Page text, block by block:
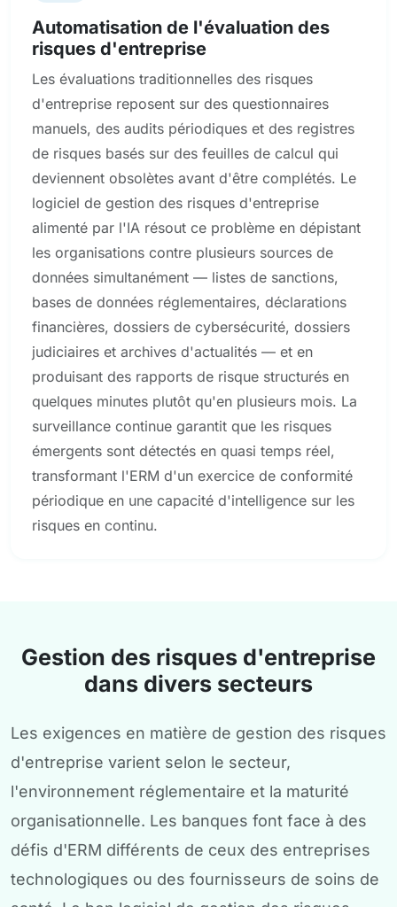
Automatisation de l'évaluation des
risques d'entreprise
Les évaluations traditionnelles des risques
d'entreprise reposent sur des questionnaires
manuels, des audits périodiques et des registres
de risques basés sur des feuilles de calcul qui
deviennent obsolètes avant d'être complétés. Le
logiciel de gestion des risques d'entreprise
alimenté par l'IA résout ce problème en dépistant
les organisations contre plusieurs sources de
données simultanément — listes de sanctions,
bases de données réglementaires, déclarations
financières, dossiers de cybersécurité, dossiers
judiciaires et archives d'actualités — et en
produisant des rapports de risque structurés en
quelques minutes plutôt qu'en plusieurs mois. La
surveillance continue garantit que les risques
émergents sont détectés en quasi temps réel,
transformant l'ERM d'un exercice de conformité
périodique en une capacité d'intelligence sur les
risques en continu.
Gestion des risques d'entreprise
dans divers secteurs
Les exigences en matière de gestion des risques
d'entreprise varient selon le secteur,
l'environnement réglementaire et la maturité
organisationnelle. Les banques font face à des
défis d'ERM différents de ceux des entreprises
technologiques ou des fournisseurs de soins de